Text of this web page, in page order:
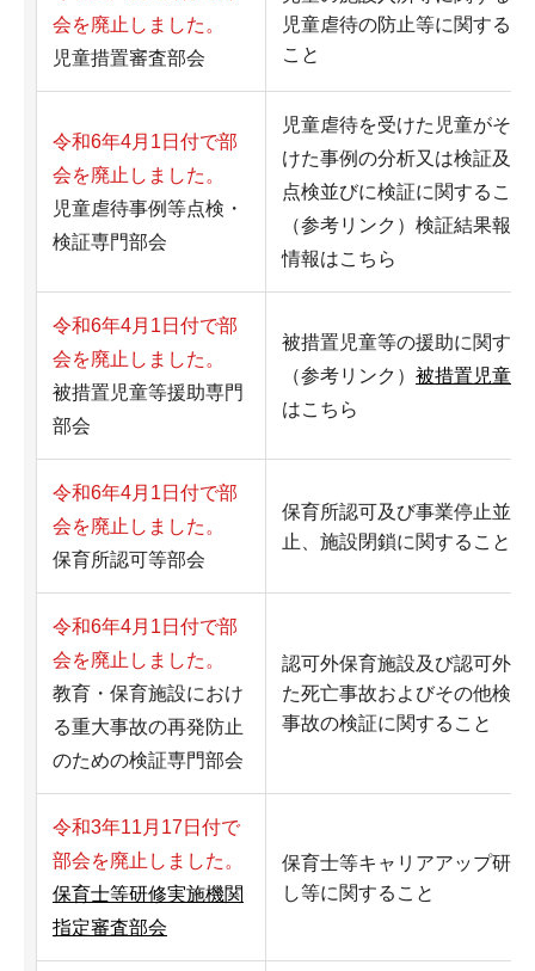
会を廃止しました。
児童措置審査部会
児童虐待の防止等に関する
こと
令和6年4月1日付で部
会を廃止しました。
児童虐待事例等点検・
検証専門部会
児童虐待を受けた児童がそ
けた事例の分析又は検証及
点検並びに検証に関すること
（参考リンク）検証結果報
情報はこちら
令和6年4月1日付で部
会を廃止しました。
被措置児童等援助専門
部会
被措置児童等の援助に関する
（参考リンク） 被措置児童
はこちら
令和6年4月1日付で部
会を廃止しました。
保育所認可等部会
保育所認可及び事業停止並
止、施設閉鎖に関すること
令和6年4月1日付で部
会を廃止しました。
教育・保育施設におけ
る重大事故の再発防止
のための検証専門部会
認可外保育施設及び認可外
た死亡事故およびその他検
事故の検証に関すること
令和3年11月17日付で
部会を廃止しました。
保育士等研修実施機関
指定審査部会
保育士等キャリアアップ研
し等に関すること